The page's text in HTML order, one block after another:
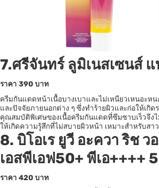
7.ศรีจันทร์ ลูมิเนสเซนส์
ราคา 390 บาท
ครีมกันแดดหน้าเนื้อบางเบาและไม่เหนียวเหนอะห
และปัจจัยภายนอกต่าง ๆ ซึ่งทำร้ายผิวและก่อให้เกิ
คุณสมบัติพิเศษของเนื้อครีมกันแดดที่ซึมซาบเร็วจึง
ให้เกิดความรู้สึกที่ไม่สบายผิวหน้า เหมาะสำหรับสา
8. บิโอเร ยูวี อะควา ริช ว
เอสพีเอฟ50+ พีเอ++++
ราคา 420 บาท